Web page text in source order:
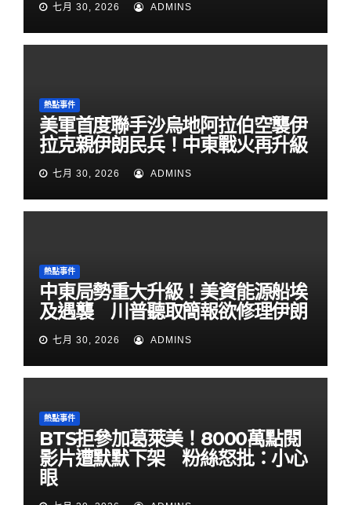
七月 30, 2026 ADMINS
熱點事件
美軍首度聯手沙烏地阿拉伯空襲伊
拉克親伊朗民兵！中東戰火再升級
七月 30, 2026 ADMINS
熱點事件
中東局勢重大升級！美資能源船埃
及遇襲 川普聽取簡報欲修理伊朗
七月 30, 2026 ADMINS
熱點事件
BTS拒參加葛萊美！8000萬點閱
影片遭默默下架 粉絲怒批：小心
眼